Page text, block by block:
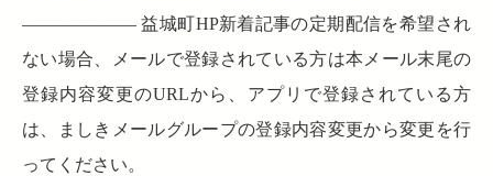
——————– 益城町HP新着記事の定期配信を希望され
ない場合、メールで登録されている方は本メール末尾の
登録内容変更のURLから、アプリで登録されている方
は、ましきメールグループの登録内容変更から変更を行
ってください。